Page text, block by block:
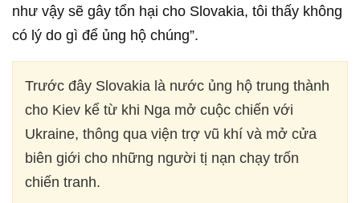
như vậy sẽ gây tổn hại cho Slovakia, tôi thấy không
có lý do gì để ủng hộ chúng”.
Trước đây Slovakia là nước ủng hộ trung thành
cho Kiev kể từ khi Nga mở cuộc chiến với
Ukraine, thông qua viện trợ vũ khí và mở cửa
biên giới cho những người tị nạn chạy trốn
chiến tranh.